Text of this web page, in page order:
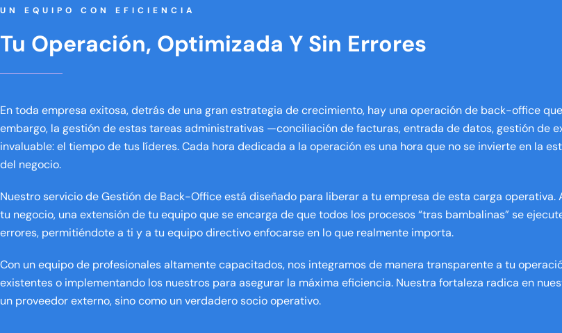
UN EQUIPO CON EFICIENCIA
Tu Operación, Optimizada Y Sin Errores
En toda empresa exitosa, detrás de una gran estrategia de crecimiento, hay una operación de back-office
embargo, la gestión de estas tareas administrativas —conciliación de facturas, entrada de datos, gestión de
invaluable: el tiempo de tus líderes. Cada hora dedicada a la operación es una hora que no se invierte en la
del negocio.
Nuestro servicio de Gestión de Back-Office está diseñado para liberar a tu empresa de esta carga
tu negocio, una extensión de tu equipo que se encarga de que todos los procesos “tras bambalinas” se
errores, permitiéndote a ti y a tu equipo directivo enfocarse en lo que realmente importa.
Con un equipo de profesionales altamente capacitados, nos integramos de manera transparente a tu
existentes o implementando los nuestros para asegurar la máxima eficiencia. Nuestra fortaleza radica en
un proveedor externo, sino como un verdadero socio operativo.